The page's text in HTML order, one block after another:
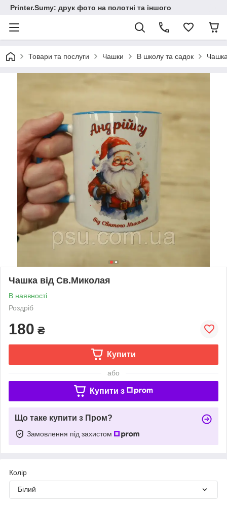
Printer.Sumy: друк фото на полотні та іншого
Товари та послуги Чашки В школу та садок
Чашка від Св.Миколая
В наявності
Роздріб
180 ₴
Купити
або
Купити з
Що таке купити з Пром?
Замовлення під захистом
Колір
Білий